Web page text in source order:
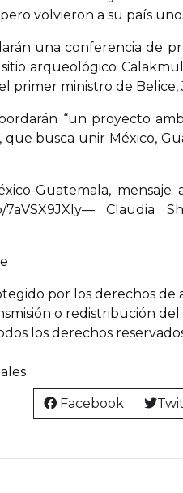
volvieron a su país
una conferencia de
arqueológico
primer ministro de Belice,
“un proyecto
que busca unir México,
Guatemala, mensaje
Claudia
por los derechos
o redistribución
los derechos
Facebook